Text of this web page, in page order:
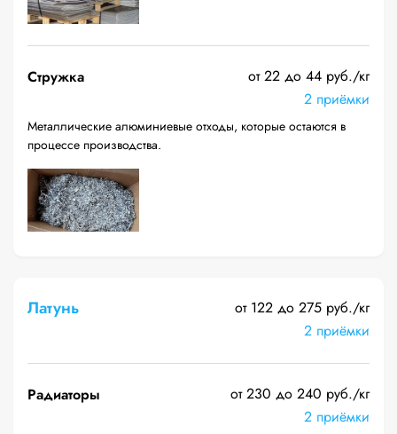
Стружка
от 22 до 44 руб./кг
2 приёмки
Металлические алюминиевые отходы, которые остаются в
процессе производства.
Латунь
от 122 до 275 руб./кг
2 приёмки
Радиаторы
от 230 до 240 руб./кг
2 приёмки